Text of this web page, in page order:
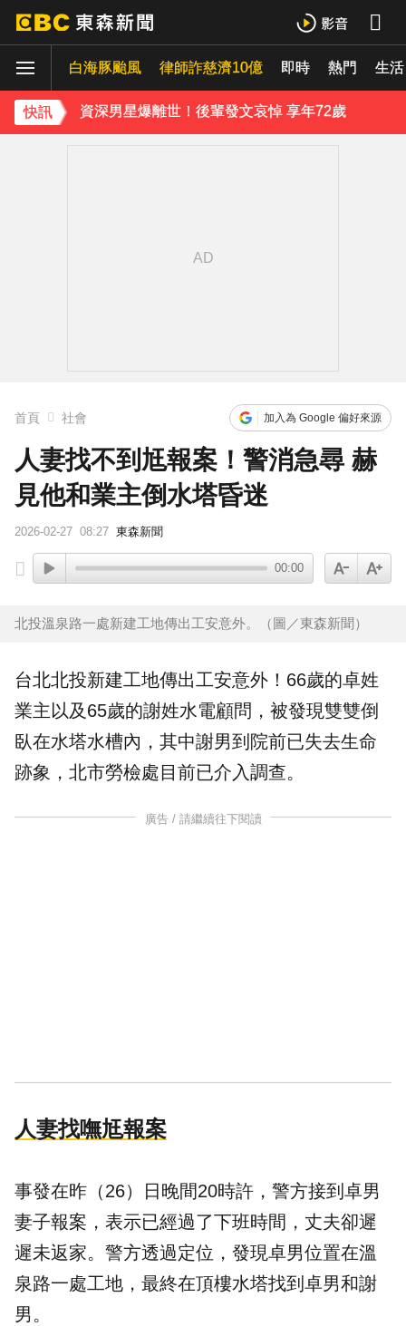
白海豚颱風 律師詐慈濟10億 即時 熱門 生活
快訊
Ozone林佳辰大跳女團舞變「佳美」 舞台獻香吻全場暴動了
資深男星爆離世！後輩發文哀悼 享年72歲
下載東森App，隨時掌握天下大小事！
愛玩車／藍寶堅尼超強新車 還沒發表就破紀錄
首頁 社會 加入為 Google 偏好來源
人妻找不到尪報案！警消急尋 赫
見他和業主倒水塔昏迷
2026-02-27 08:27 東森新聞
00:00
北投溫泉路一處新建工地傳出工安意外。（圖／東森新聞）
台北北投新建工地傳出工安意外！66歲的卓姓
業主以及65歲的謝姓水電顧問，被發現雙雙倒
臥在水塔水槽內，其中謝男到院前已失去生命
跡象，北市勞檢處目前已介入調查。
廣告 / 請繼續往下閱讀
人妻找嘸尪報案
事發在昨（26）日晚間20時許，警方接到卓男
妻子報案，表示已經過了下班時間，丈夫卻遲
遲未返家。警方透過定位，發現卓男位置在溫
泉路一處工地，最終在頂樓水塔找到卓男和謝
男。